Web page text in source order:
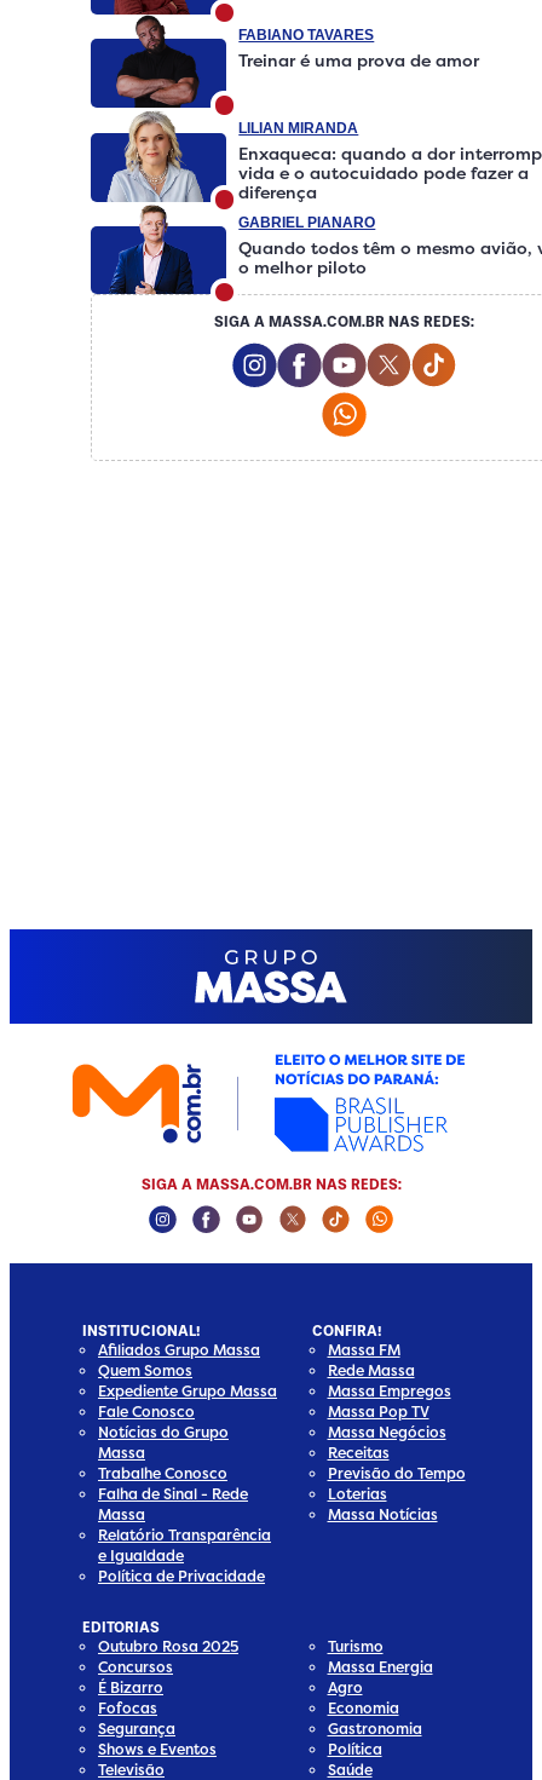
FABIANO TAVARES
Treinar é uma prova de amor
LILIAN MIRANDA
Enxaqueca: quando a dor
vida e o autocuidado pode fazer a
diferença
GABRIEL PIANARO
Quando todos têm o mesmo avião,
o melhor piloto
SIGA A MASSA.COM.BR NAS REDES:
Instagram Social Media
Facebook Social Media
Youtube Social
Twitter Social
Whatsapp Social
SIGA A MASSA.COM.BR NAS REDES:
Instagram Social Media
Facebook Social Media
Youtube Social Media
Twitter Social Media
Tiktok Social Media
Whatsapp
INSTITUCIONAL!
Afiliados Grupo Massa
Quem Somos
Expediente Grupo Massa
Fale Conosco
Notícias do Grupo
Massa
Trabalhe Conosco
Falha de Sinal - Rede
Massa
Relatório Transparência
e Igualdade
Política de Privacidade
CONFIRA!
Massa FM
Rede Massa
Massa Empregos
Massa Pop TV
Massa Negócios
Receitas
Previsão do Tempo
Loterias
Massa Notícias
EDITORIAS
Outubro Rosa 2025
Concursos
É Bizarro
Fofocas
Segurança
Shows e Eventos
Televisão
Turismo
Massa Energia
Agro
Economia
Gastronomia
Política
Saúde